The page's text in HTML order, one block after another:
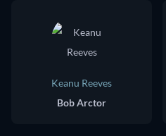
Keanu Reeves
Bob Arctor